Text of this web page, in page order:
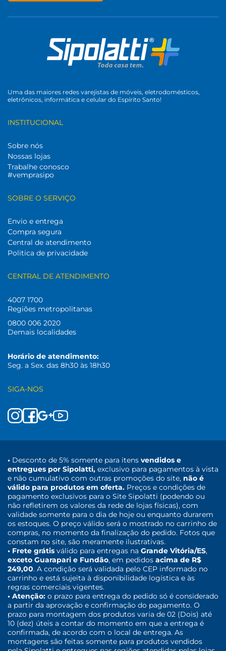
Uma das maiores redes varejistas de móveis, eletrodomésticos,
eletrônicos, informática e celular do Espírito Santo!
INSTITUCIONAL
Sobre nós
Nossas lojas
Trabalhe conosco
#vemprasipo
SOBRE O SERVIÇO
Envio e entrega
Compra segura
Central de atendimento
Politica de privacidade
CENTRAL DE ATENDIMENTO
4007 1700
Regiões metropolitanas
0800 006 2020
Demais localidades
Horário de atendimento:
Seg. a Sex. das 8h30 às 18h30
SIGA-NOS
• Desconto de 5% somente para itens vendidos e
entregues por Sipolatti, exclusivo para pagamentos à vista
e não cumulativo com outras promoções do site, não é
válido para produtos em oferta. Preços e condições de
pagamento exclusivos para o Site Sipolatti (podendo ou
não refletirem os valores da rede de lojas físicas), com
validade somente para o dia de hoje ou enquanto durarem
os estoques. O preço válido será o mostrado no carrinho de
compras, no momento da finalização do pedido. Fotos que
constam no site, são meramente ilustrativas.
• Frete grátis válido para entregas na Grande Vitória/ES,
exceto Guarapari e Fundão, em pedidos acima de R$
249,00. A condição será validada pelo CEP informado no
carrinho e está sujeita à disponibilidade logística e às
regras comerciais vigentes.
• Atenção: o prazo para entrega do pedido só é considerado
a partir da aprovação e confirmação do pagamento. O
prazo para montagem dos produtos varia de 02 (Dois) até
10 (dez) úteis a contar do momento em que a entrega é
confirmada, de acordo com o local de entrega. As
montagens são feitas somente para produtos vendidos